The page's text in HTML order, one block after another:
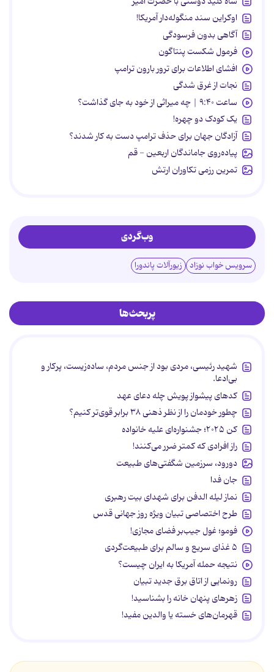
اوکراین سند منگوله‌دار آمریکا!
آگاهی بدون فرسودگی
فرمول شکست پنتاگون
افشای اطلاعات برای ترور بارون ترامپ
نجات از غرق شدگی
ساعت ۹:۴۰ | چه میراثی از خود به جای گذاشت؟
یک کودک دو چهره!
آزادگان جهان برای حذف ترامپ دست به کار شدند؟
پیاده‌روی جاماندگان اربعین - قم
تمرین رزمی تکاوران ارتش
وب‌گردی
سرویس خواب نوزاد زیورآلات پاندورا
پربحث‌ها
شهید رئیسی، مردی بود از جنس مردم، ساده‌زیست، پرکار و
بی‌ادعا.
کدهای پیشواز پویش چله دعای عهد
چطور خودمان را از نظر ذهنی ۳۸ برابر قوی‌تر کنیم؟
کن ۲۰۲۵؛ جشنواره‌ای علیه خانواده
راز افرادی که کمتر ضرر می‌کنند!
دورود، سرزمین شگفتی‌های طبیعت
جان فدا
نماز لیله الدفن برای شهدای بیت رهبری
طرح اختصاصی تبیان ویژه روز جهانی قدس
فومو؛ غول جیب‌بر فضای مجازی!
۵ غذای سریع و سالم برای طبیعت‌گردی
نتیجه حمله آمریکا به ایران چیست؟
رونمایی از اتاق برق جدید تبیان
زهرهای پنهان خانه را بشناسید!
قهرمان‌های خسته یا والدین مفید!